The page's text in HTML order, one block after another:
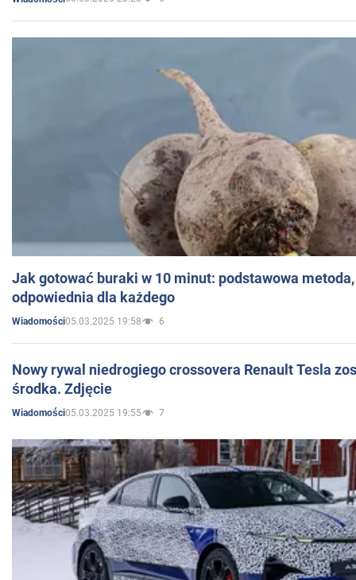
Jak gotować buraki w 10 minut: podstawowa
odpowiednia dla każdego
Wiadomości05.03.2025 19:58 6
Nowy rywal niedrogiego crossovera Renault Tesla
środka. Zdjęcie
Wiadomości05.03.2025 19:55 7